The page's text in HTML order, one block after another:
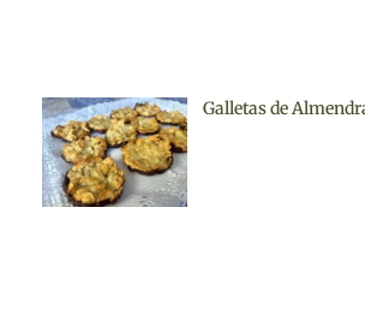
Galletas de